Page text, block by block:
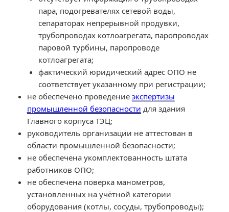
пара, подогревателях сетевой воды,
сепараторах непрерывной продувки,
трубопроводах котлоагрегата, паропроводах
паровой турбины, паропроводе
котлоагрегата;
фактический юридический адрес ОПО не
соответствует указанному при регистрации;
не обеспечено проведение экспертизы
промышленной безопасности для здания
Главного корпуса ТЭЦ;
руководитель организации не аттестован в
области промышленной безопасности;
не обеспечена укомплектованность штата
работников ОПО;
не обеспечена поверка манометров,
установленных на учётной категории
оборудования (котлы, сосуды, трубопроводы);